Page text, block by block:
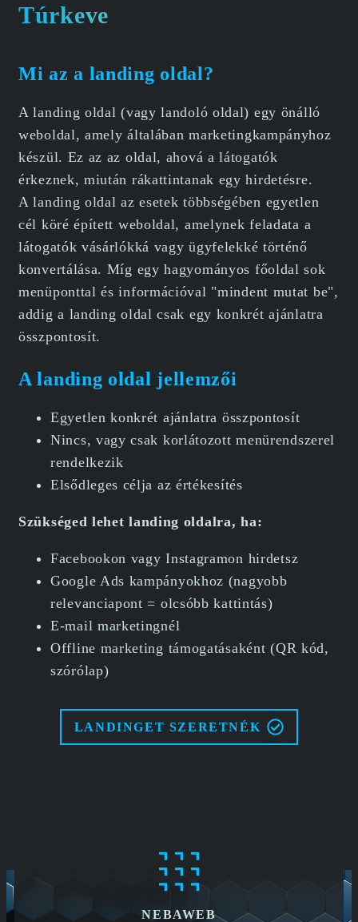
Túrkeve
Mi az a landing oldal?
A landing oldal (vagy landoló oldal) egy önálló
weboldal, amely általában marketingkampányhoz
készül. Ez az az oldal, ahová a látogatók
érkeznek, miután rákattintanak egy hirdetésre.
A landing oldal az esetek többségében egyetlen
cél köré épített weboldal, amelynek feladata a
látogatók vásárlókká vagy ügyfelekké történő
konvertálása. Míg egy hagyományos főoldal sok
menüponttal és információval "mindent mutat be",
addig a landing oldal csak egy konkrét ajánlatra
összpontosít.
A landing oldal jellemzői
Egyetlen konkrét ajánlatra összpontosít
Nincs, vagy csak korlátozott menürendszerel
rendelkezik
Elsődleges célja az értékesítés
Szükséged lehet landing oldalra, ha:
Facebookon vagy Instagramon hirdetsz
Google Ads kampányokhoz (nagyobb
relevanciapont = olcsóbb kattintás)
E-mail marketingnél
Offline marketing támogatásaként (QR kód,
szórólap)
LANDINGET SZERETNÉK
NEBAWEB